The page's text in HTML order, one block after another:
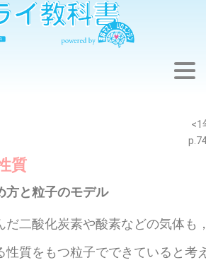
<1
質
と粒子のモデル
二酸化炭素や酸素などの気体も
性質をもつ粒子でできていると考